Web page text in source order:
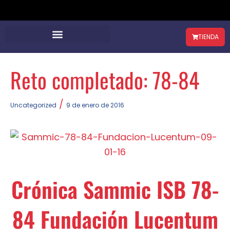
TIENDA
Reto completado: 78-84
Uncategorized / 9 de enero de 2016
Crónica Sammic ISB 78-
84 Fundación Lucentum